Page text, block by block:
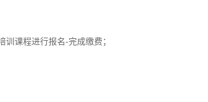
课程进行报名-完成缴费；